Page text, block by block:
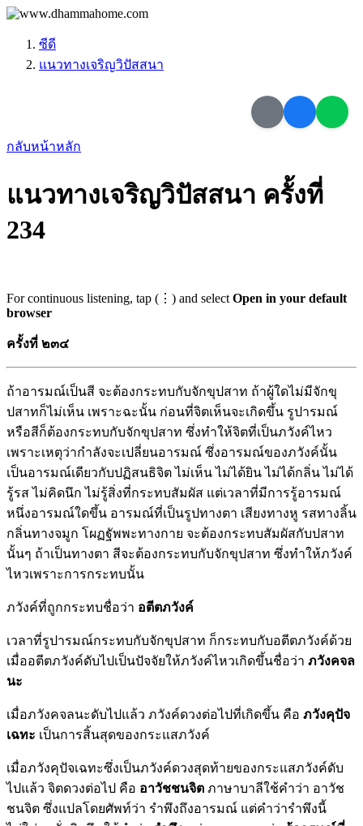
ซีดี
แนวทางเจริญวิปัสสนา
กลับหน้าหลัก
แนวทางเจริญวิปัสสนา ครั้งที่
234
For continuous listening, tap (⋮) and select Open in your default
browser
ครั้งที่ ๒๓๔
ถ้าอารมณ์เป็นสี จะต้องกระทบกับจักขุปสาท ถ้าผู้ใดไม่มีจักขุ
ปสาทก็ไม่เห็น เพราะฉะนั้น ก่อนที่จิตเห็นจะเกิดขึ้น รูปารมณ์
หรือสีก็ต้องกระทบกับจักขุปสาท ซึ่งทำให้จิตที่เป็นภวังค์ไหว
เพราะเหตุว่ากำลังจะเปลี่ยนอารมณ์ ซึ่งอารมณ์ของภวังค์นั้น
เป็นอารมณ์เดียวกับปฏิสนธิจิต ไม่เห็น ไม่ได้ยิน ไม่ได้กลิ่น ไม่ได้
รู้รส ไม่คิดนึก ไม่รู้สิ่งที่กระทบสัมผัส แต่เวลาที่มีการรู้อารมณ์
หนึ่งอารมณ์ใดขึ้น อารมณ์ที่เป็นรูปทางตา เสียงทางหู รสทางลิ้น
กลิ่นทางจมูก โผฏฐัพพะทางกาย จะต้องกระทบสัมผัสกับปสาท
นั้นๆ ถ้าเป็นทางตา สีจะต้องกระทบกับจักขุปสาท ซึ่งทำให้ภวังค์
ไหวเพราะการกระทบนั้น
ภวังค์ที่ถูกกระทบชื่อว่า อตีตภวังค์
เวลาที่รูปารมณ์กระทบกับจักขุปสาท ก็กระทบกับอตีตภวังค์ด้วย
เมื่ออตีตภวังค์ดับไปเป็นปัจจัยให้ภวังค์ไหวเกิดขึ้นชื่อว่า ภวังคจล
นะ
เมื่อภวังคจลนะดับไปแล้ว ภวังค์ดวงต่อไปที่เกิดขึ้น คือ ภวังคุปัจ
เฉทะ เป็นการสิ้นสุดของกระแสภวังค์
เมื่อภวังคุปัจเฉทะซึ่งเป็นภวังค์ดวงสุดท้ายของกระแสภวังค์ดับ
ไปแล้ว จิตดวงต่อไป คือ อาวัชชนจิต ภาษาบาลีใช้คำว่า อาวัช
ชนจิต ซึ่งแปลโดยศัพท์ว่า รำพึงถึงอารมณ์ แต่คำว่ารำพึงนี้